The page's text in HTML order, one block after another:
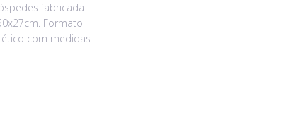
fabricada
Formato
com medidas